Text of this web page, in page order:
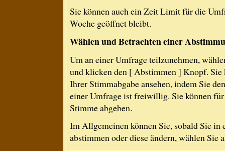
Sie können auch ein Zeit Limit für die
Woche geöffnet bleibt.
Wählen und Betrachten einer
Um an einer Umfrage teilzunehmen,
und klicken den [ Abstimmen ] Knopf. Sie
Ihrer Stimmabgabe ansehen, indem Sie
einer Umfrage ist freiwillig. Sie können
Stimme abgeben.
Im Allgemeinen können Sie, sobald Sie
abstimmen oder diese ändern, wählen Sie